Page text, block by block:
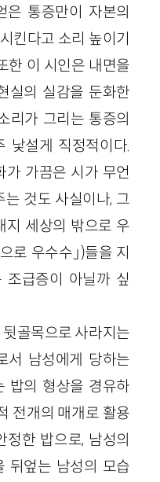
은 통증만이 자본의
킨다고 소리 높이기
한 이 시인은 내면을
실의 실감을 둔화한
리가 그리는 통증의
낯설게 직정적이다.
가 가끔은 시가 무언
것도 사실이나, 그
지 세상의 밖으로 우
로 우수수」)들을 지
조급증이 아닐까 싶
골목으로 사라지는
서 남성에게 당하는
밥의 형상을 경유하
전개의 매개로 활용
정한 밥으로, 남성의
뒤엎는 남성의 모습